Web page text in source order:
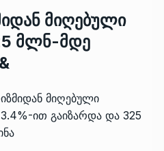
მიღებული
მლნ-მდე
მიღებული
ით გაიზარდა და 325